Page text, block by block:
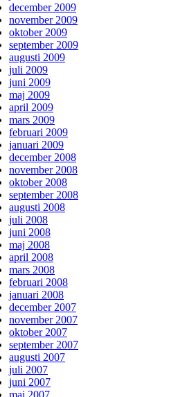
december 2009
november 2009
oktober 2009
september 2009
augusti 2009
juli 2009
juni 2009
maj 2009
april 2009
mars 2009
februari 2009
januari 2009
december 2008
november 2008
oktober 2008
september 2008
augusti 2008
juli 2008
juni 2008
maj 2008
april 2008
mars 2008
februari 2008
januari 2008
december 2007
november 2007
oktober 2007
september 2007
augusti 2007
juli 2007
juni 2007
maj 2007